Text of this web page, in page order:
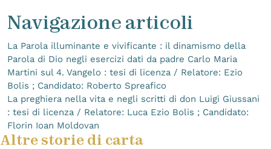
Navigazione articoli
La Parola illuminante e vivificante : il dinamismo della
Parola di Dio negli esercizi dati da padre Carlo Maria
Martini sul 4. Vangelo : tesi di licenza / Relatore: Ezio
Bolis ; Candidato: Roberto Spreafico
La preghiera nella vita e negli scritti di don Luigi Giussani
: tesi di licenza / Relatore: Luca Ezio Bolis ; Candidato:
Florin Ioan Moldovan
Altre storie di carta